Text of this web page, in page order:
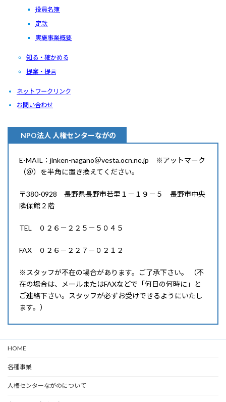
役員名簿
定款
実施事業概要
知る・確かめる
提案・提言
ネットワークリンク
お問い合わせ
NPO法人 人権センターながの
E-MAIL：jinken-nagano＠vesta.ocn.ne.jp ※アットマーク
（＠）を半角に置き換えてください。
〒380-0928 長野県長野市若里１－１９－５ 長野市中央
隣保館２階
TEL ０２６－２２５－５０４５
FAX ０２６－２２７－０２１２
※スタッフが不在の場合があります。ご了承下さい。 （不
在の場合は、メールまたはFAXなどで「何日の何時に」と
ご連絡下さい。スタッフが必ずお受けできるようにいたし
ます。）
HOME
各種事業
人権センターながのについて